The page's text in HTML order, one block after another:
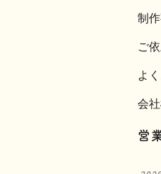
制
ご
よ
会
営